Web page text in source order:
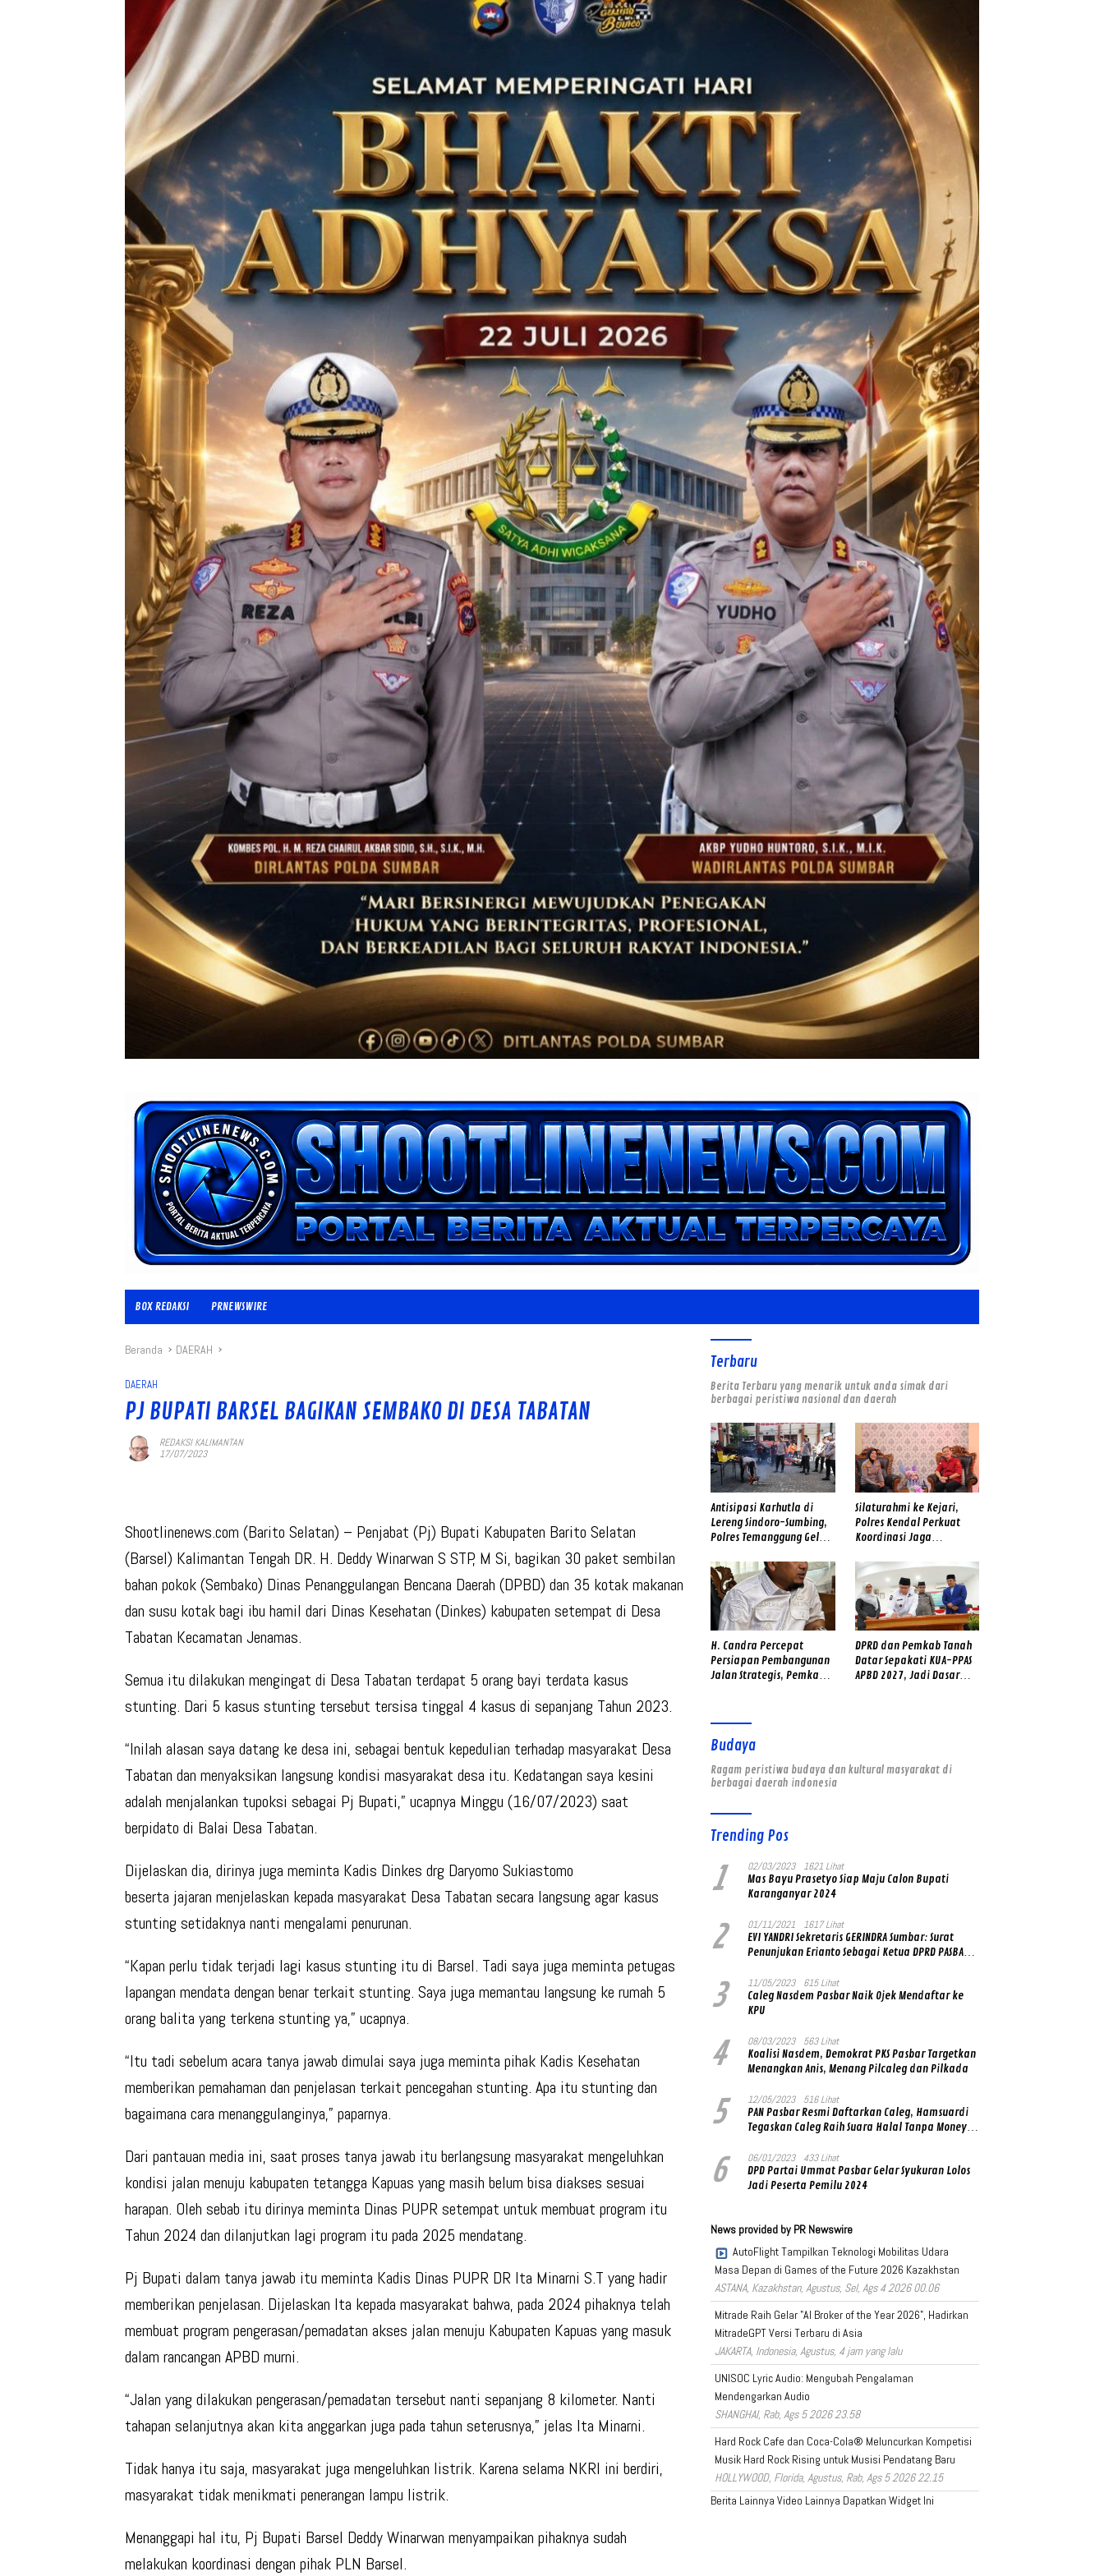
BOX REDAKSI PRNEWSWIRE
Beranda DAERAH
DAERAH
PJ BUPATI BARSEL BAGIKAN SEMBAKO DI DESA TABATAN
REDAKSI KALIMANTAN
17/07/2023
Shootlinenews.com (Barito Selatan) – Penjabat (Pj) Bupati Kabupaten Barito Selatan
(Barsel) Kalimantan Tengah DR. H. Deddy Winarwan S STP, M Si, bagikan 30 paket sembilan
bahan pokok (Sembako) Dinas Penanggulangan Bencana Daerah (DPBD) dan 35 kotak makanan
dan susu kotak bagi ibu hamil dari Dinas Kesehatan (Dinkes) kabupaten setempat di Desa
Tabatan Kecamatan Jenamas.
Semua itu dilakukan mengingat di Desa Tabatan terdapat 5 orang bayi terdata kasus
stunting. Dari 5 kasus stunting tersebut tersisa tinggal 4 kasus di sepanjang Tahun 2023.
“Inilah alasan saya datang ke desa ini, sebagai bentuk kepedulian terhadap masyarakat Desa
Tabatan dan menyaksikan langsung kondisi masyarakat desa itu. Kedatangan saya kesini
adalah menjalankan tupoksi sebagai Pj Bupati,” ucapnya Minggu (16/07/2023) saat
berpidato di Balai Desa Tabatan.
Dijelaskan dia, dirinya juga meminta Kadis Dinkes drg Daryomo Sukiastomo
beserta jajaran menjelaskan kepada masyarakat Desa Tabatan secara langsung agar kasus
stunting setidaknya nanti mengalami penurunan.
“Kapan perlu tidak terjadi lagi kasus stunting itu di Barsel. Tadi saya juga meminta petugas
lapangan mendata dengan benar terkait stunting. Saya juga memantau langsung ke rumah 5
orang balita yang terkena stunting ya,” ucapnya.
“Itu tadi sebelum acara tanya jawab dimulai saya juga meminta pihak Kadis Kesehatan
memberikan pemahaman dan penjelasan terkait pencegahan stunting. Apa itu stunting dan
bagaimana cara menanggulanginya,” paparnya.
Dari pantauan media ini, saat proses tanya jawab itu berlangsung masyarakat mengeluhkan
kondisi jalan menuju kabupaten tetangga Kapuas yang masih belum bisa diakses sesuai
harapan. Oleh sebab itu dirinya meminta Dinas PUPR setempat untuk membuat program itu
Tahun 2024 dan dilanjutkan lagi program itu pada 2025 mendatang.
Pj Bupati dalam tanya jawab itu meminta Kadis Dinas PUPR DR Ita Minarni S.T yang hadir
memberikan penjelasan. Dijelaskan Ita kepada masyarakat bahwa, pada 2024 pihaknya telah
membuat program pengerasan/pemadatan akses jalan menuju Kabupaten Kapuas yang masuk
dalam rancangan APBD murni.
“Jalan yang dilakukan pengerasan/pemadatan tersebut nanti sepanjang 8 kilometer. Nanti
tahapan selanjutnya akan kita anggarkan juga pada tahun seterusnya,” jelas Ita Minarni.
Tidak hanya itu saja, masyarakat juga mengeluhkan listrik. Karena selama NKRI ini berdiri,
masyarakat tidak menikmati penerangan lampu listrik.
Menanggapi hal itu, Pj Bupati Barsel Deddy Winarwan menyampaikan pihaknya sudah
melakukan koordinasi dengan pihak PLN Barsel.
Terbaru
Berita Terbaru yang menarik untuk anda simak dari
berbagai peristiwa nasional dan daerah
Antisipasi Karhutla di
Lereng Sindoro-Sumbing,
Polres Temanggung Gelar
Alat SAR Gabungan
Silaturahmi ke Kejari,
Polres Kendal Perkuat
Koordinasi Jaga
H. Candra Percepat
Persiapan Pembangunan
Jalan Strategis, Pemkab
DPRD dan Pemkab Tanah
Datar Sepakati KUA-PPAS
APBD 2027, Jadi Dasar
Budaya
Ragam peristiwa budaya dan kultural masyarakat di
berbagai daerah indonesia
Trending Pos
1 02/03/2023 1621 Lihat
Mas Bayu Prasetyo Siap Maju Calon Bupati
Karanganyar 2024
2 01/11/2021 1617 Lihat
EVI YANDRI Sekretaris GERINDRA Sumbar: Surat
Penunjukan Erianto Sebagai Ketua DPRD PASBAR
Prabowo Subianto
3 11/05/2023 615 Lihat
Caleg Nasdem Pasbar Naik Ojek Mendaftar ke
KPU
4 08/03/2023 563 Lihat
Koalisi Nasdem, Demokrat PKS Pasbar Targetkan
Menangkan Anis, Menang Pilcaleg dan Pilkada
5 12/05/2023 516 Lihat
PAN Pasbar Resmi Daftarkan Caleg, Hamsuardi
Tegaskan Caleg Raih Suara Halal Tanpa Money
6 06/01/2023 433 Lihat
DPD Partai Ummat Pasbar Gelar Syukuran Lolos
Jadi Peserta Pemilu 2024
News provided by PR Newswire
AutoFlight Tampilkan Teknologi Mobilitas Udara
Masa Depan di Games of the Future 2026 Kazakhstan
ASTANA, Kazakhstan, Agustus, Sel, Ags 4 2026 00.06
Mitrade Raih Gelar "AI Broker of the Year 2026", Hadirkan
MitradeGPT Versi Terbaru di Asia
JAKARTA, Indonesia, Agustus, 4 jam yang lalu
UNISOC Lyric Audio: Mengubah Pengalaman
Mendengarkan Audio
SHANGHAI, Rab, Ags 5 2026 23.58
Hard Rock Cafe dan Coca-Cola® Meluncurkan Kompetisi
Musik Hard Rock Rising untuk Musisi Pendatang Baru
HOLLYWOOD, Florida, Agustus, Rab, Ags 5 2026 22.15
Berita Lainnya Video Lainnya Dapatkan Widget Ini